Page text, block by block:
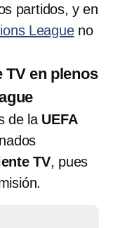
partidos, y en
Leagueno
TV en plenos
de la UEFA
TV, pues